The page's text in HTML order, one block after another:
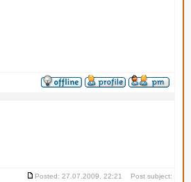
Posted: 27.07.2009, 22:21 Post subject: